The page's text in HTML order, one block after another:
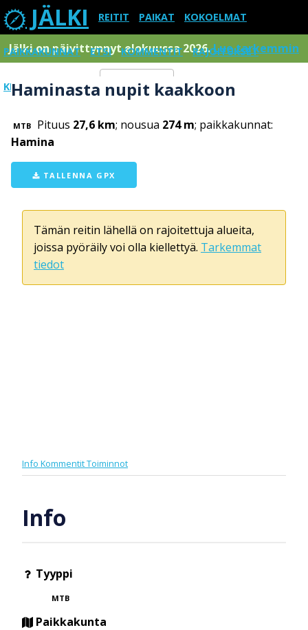
JÄLKI REITIT PAIKAT KOKOELMAT
PAIKKAKUNNAT ETSI KOMMENTIT RAJOITUKSET
KIRJAUDU SISÄÄN Menu
Jälki on päivittynnyt elokuussa 2026.Lue tarkemmin
Haminasta nupit kaakkoon
MTB Pituus 27,6 km; nousua 274 m; paikkakunnat:
Hamina
TALLENNA GPX
Tämän reitin lähellä on rajoitettuja alueita,
joissa pyöräily voi olla kiellettyä. Tarkemmat
tiedot
Info KommentitToiminnot
Info
Tyyppi
MTB
Paikkakunta